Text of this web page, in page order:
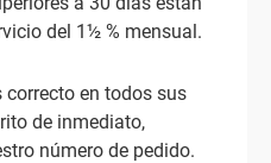
del 1½ % mensual.
correcto en todos sus
de inmediato,
número de pedido.